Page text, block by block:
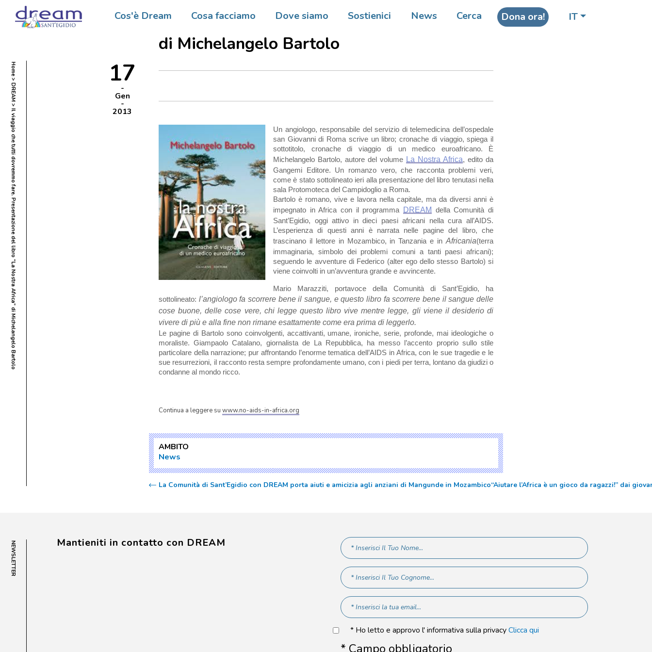
Cos'è Dream Cosa facciamo Dove siamo Sostienici News Cerca Dona ora! IT
Home
DREAM
Il viaggio che tutti dovremmo fare. Presentazione del libro “La Nostra Africa” di Michelangelo Bartolo
17
Gen
2013
Presentazione del libro “La Nostra Africa”
di Michelangelo Bartolo
Un angiologo, responsabile del servizio di telemedicina dell’ospedale
san Giovanni di Roma scrive un libro; cronache di viaggio, spiega il
sottotitolo, cronache di viaggio di un medico euroafricano. È
Michelangelo Bartolo, autore del volume La Nostra Africa, edito da
Gangemi Editore. Un romanzo vero, che racconta problemi veri,
come è stato sottolineato ieri alla presentazione del libro tenutasi nella
sala Protomoteca del Campidoglio a Roma.
Bartolo è romano, vive e lavora nella capitale, ma da diversi anni è
impegnato in Africa con il programma DREAM della Comunità di
Sant’Egidio, oggi attivo in dieci paesi africani nella cura all’AIDS.
L’esperienza di questi anni è narrata nelle pagine del libro, che
trascinano il lettore in Mozambico, in Tanzania e in Africania(terra
immaginaria, simbolo dei problemi comuni a tanti paesi africani);
seguendo le avventure di Federico (alter ego dello stesso Bartolo) si
viene coinvolti in un’avventura grande e avvincente.
Mario Marazziti, portavoce della Comunità di Sant’Egidio, ha
sottolineato: l’angiologo fa scorrere bene il sangue, e questo libro fa scorrere bene il sangue delle
cose buone, delle cose vere, chi legge questo libro vive mentre legge, gli viene il desiderio di
vivere di più e alla fine non rimane esattamente come era prima di leggerlo.
Le pagine di Bartolo sono coinvolgenti, accattivanti, umane, ironiche, serie, profonde, mai ideologiche o
moraliste. Giampaolo Catalano, giornalista de La Repubblica, ha messo l’accento proprio sullo stile
particolare della narrazione; pur affrontando l’enorme tematica dell’AIDS in Africa, con le sue tragedie e le
sue resurrezioni, il racconto resta sempre profondamente umano, con i piedi per terra, lontano da giudizi o
condanne al mondo ricco.
Continua a leggere su www.no-aids-in-africa.org
AMBITO
News
La Comunità di Sant’Egidio con DREAM porta aiuti e amicizia agli anziani di Mangunde in Mozambico“Aiutare l’Africa è un gioco da ragazzi!” dai
NEWSLETTER Mantieniti in contatto con DREAM
* Ho letto e approvo l' informativa sulla privacyClicca qui
* Campo obbligatorio